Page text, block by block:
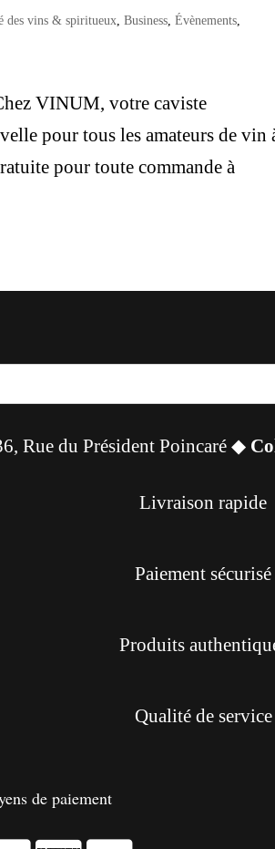
des vins & spiritueux ,Business ,Évènements
VINUM, votre caviste
pour tous les amateurs de vin
pour toute commande à
Rue du Président Poincaré ◆
Livraison rapide
Paiement sécurisé
Produits
Qualité de service
de paiement